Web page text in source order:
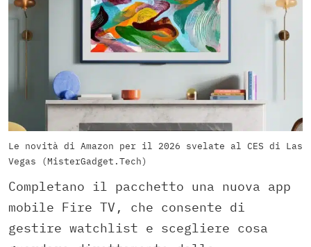
Le novità di Amazon per il 2026 svelate al CES di Las
Vegas (MisterGadget.Tech)
Completano il pacchetto una nuova app
mobile Fire TV, che consente di
gestire watchlist e scegliere cosa